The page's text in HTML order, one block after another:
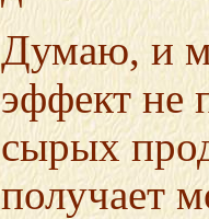
Думаю, и
эффект не
сырых
получает